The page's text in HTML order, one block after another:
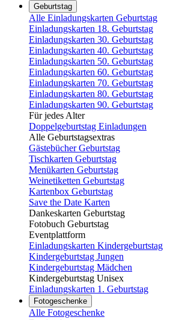
Geburtstag
Alle Einladungskarten Geburtstag
Einladungskarten 18. Geburtstag
Einladungskarten 30. Geburtstag
Einladungskarten 40. Geburtstag
Einladungskarten 50. Geburtstag
Einladungskarten 60. Geburtstag
Einladungskarten 70. Geburtstag
Einladungskarten 80. Geburtstag
Einladungskarten 90. Geburtstag
Für jedes Alter
Doppelgeburtstag Einladungen
Alle Geburtstagsextras
Gästebücher Geburtstag
Tischkarten Geburtstag
Menükarten Geburtstag
Weinetiketten Geburtstag
Kartenbox Geburtstag
Save the Date Karten
Dankeskarten Geburtstag
Fotobuch Geburtstag
Eventplattform
Einladungskarten Kindergeburtstag
Kindergeburtstag Jungen
Kindergeburtstag Mädchen
Kindergeburtstag Unisex
Einladungskarten 1. Geburtstag
Fotogeschenke
Alle Fotogeschenke